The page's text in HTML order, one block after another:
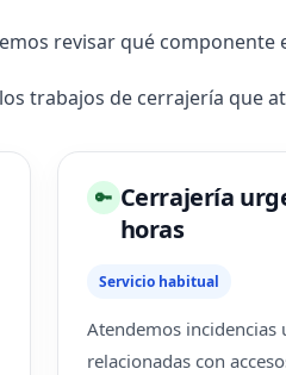
revisar qué
trabajos de cerrajería que
🔑 Cerrajería
horas
Servicio habitual
Atendemos incidencias
relacionadas con